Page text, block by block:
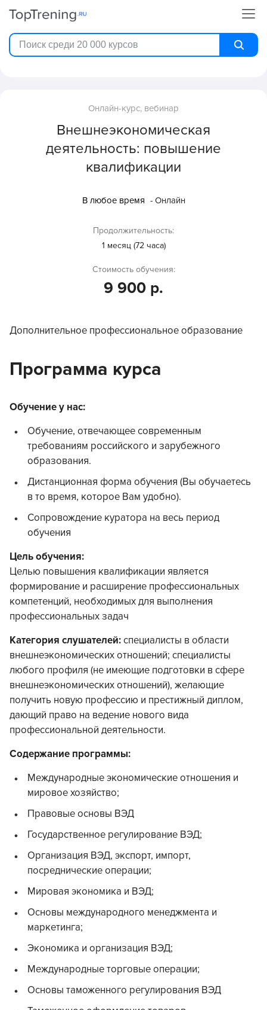
Онлайн-курс, вебинар
Внешнеэкономическая
деятельность: повышение
квалификации
В любое время - Онлайн
Продолжительность:
1 месяц (72 часа)
Стоимость обучения:
9 900 р.
Дополнительное профессиональное образование
Программа курса
Обучение у нас:
Обучение, отвечающее современным
требованиям российского и зарубежного
образования.
Дистанционная форма обучения (Вы обучаетесь
в то время, которое Вам удобно).
Сопровождение куратора на весь период
обучения
Цель обучения:
Целью повышения квалификации является
формирование и расширение профессиональных
компетенций, необходимых для выполнения
профессиональных задач
Категория слушателей: специалисты в области
внешнеэкономических отношений; специалисты
любого профиля (не имеющие подготовки в сфере
внешнеэкономических отношений), желающие
получить новую профессию и престижный диплом,
дающий право на ведение нового вида
профессиональной деятельности.
Содержание программы:
Международные экономические отношения и
мировое хозяйство;
Правовые основы ВЭД
Государственное регулирование ВЭД;
Организация ВЭД, экспорт, импорт,
посреднические операции;
Мировая экономика и ВЭД;
Основы международного менеджмента и
маркетинга;
Экономика и организация ВЭД;
Международные торговые операции;
Основы таможенного регулирования ВЭД